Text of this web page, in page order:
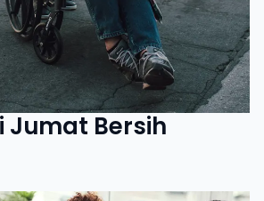
Jumat Bersih